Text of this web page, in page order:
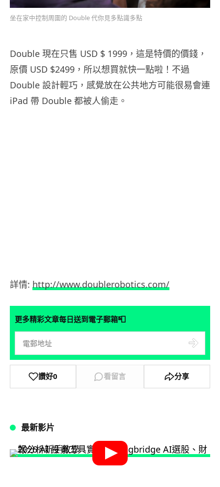
坐在家中控制周圍的 Double 代你見多點識多點
Double 現在只售 USD $ 1999，這是特價的價錢，
原價 USD $2499，所以想買就快一點啦！不過
Double 設計輕巧，感覺放在公共地方可能很易會連
iPad 帶 Double 都被人偷走。
詳情: http://www.doublerobotics.com/
更多精彩文章每日送到電子郵箱📮
讚好0 看留言 分享
最新影片